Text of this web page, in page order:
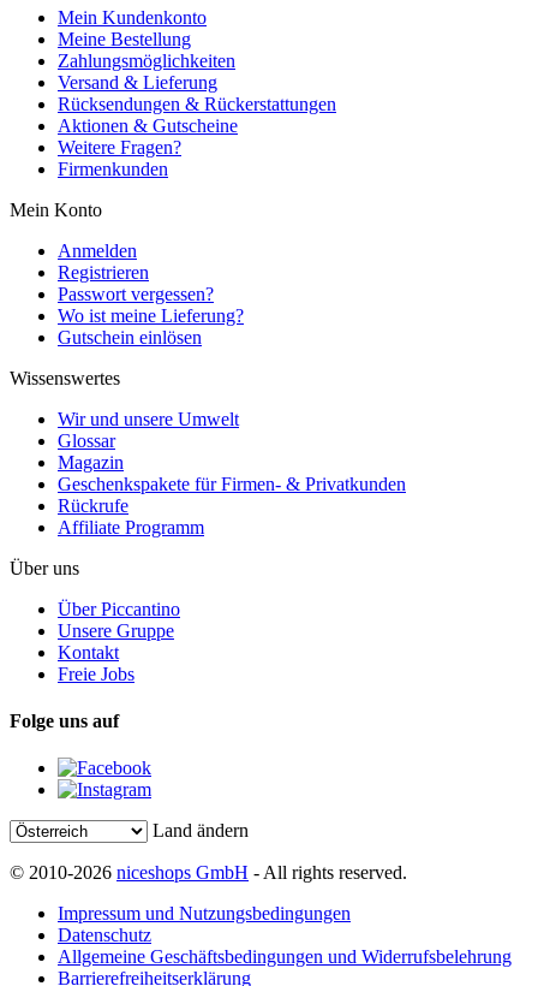
Mein Kundenkonto
Meine Bestellung
Zahlungsmöglichkeiten
Versand & Lieferung
Rücksendungen & Rückerstattungen
Aktionen & Gutscheine
Weitere Fragen?
Firmenkunden
Mein Konto
Anmelden
Registrieren
Passwort vergessen?
Wo ist meine Lieferung?
Gutschein einlösen
Wissenswertes
Wir und unsere Umwelt
Glossar
Magazin
Geschenkspakete für Firmen- & Privatkunden
Rückrufe
Affiliate Programm
Über uns
Über Piccantino
Unsere Gruppe
Kontakt
Freie Jobs
Folge uns auf
Land ändern
© 2010-2026 niceshops GmbH - All rights reserved.
Impressum und Nutzungsbedingungen
Datenschutz
Allgemeine Geschäftsbedingungen und Widerrufsbelehrung
Barrierefreiheitserklärung